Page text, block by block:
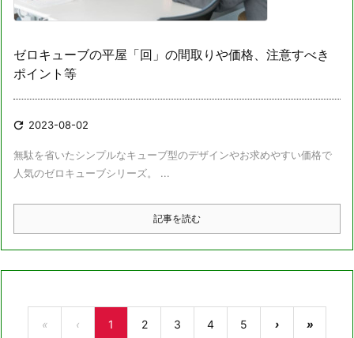
ゼロキューブの平屋「回」の間取りや価格、注意すべき
ポイント等
 2023-08-02
無駄を省いたシンプルなキューブ型のデザインやお求めやすい価格で
人気のゼロキューブシリーズ。 ...
記事を読む
« ‹ 1 2 3 4 5 › »